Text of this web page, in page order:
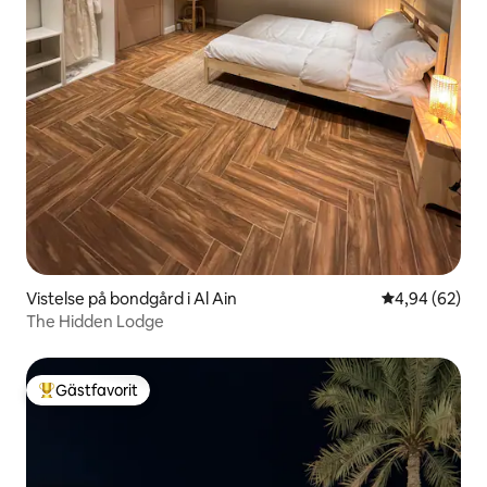
Vistelse på bondgård i Al Ain 4,94 av 5 i
4,94 (62)
The Hidden Lodge
Populär gästfavorit
Gästfavorit